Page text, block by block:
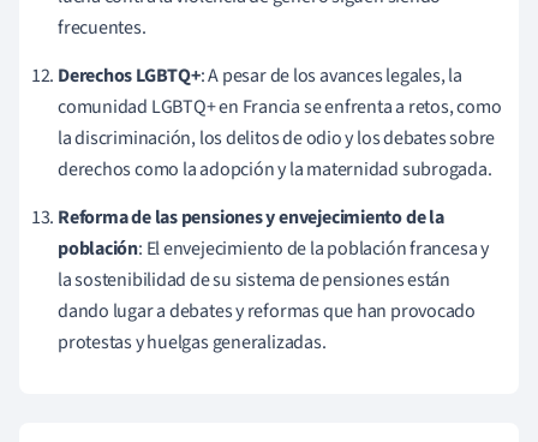
frecuentes.
Derechos LGBTQ+: A pesar de los avances legales, la
comunidad LGBTQ+ en Francia se enfrenta a retos, como
la discriminación, los delitos de odio y los debates sobre
derechos como la adopción y la maternidad subrogada.
Reforma de las pensiones y envejecimiento de la
población: El envejecimiento de la población francesa y
la sostenibilidad de su sistema de pensiones están
dando lugar a debates y reformas que han provocado
protestas y huelgas generalizadas.